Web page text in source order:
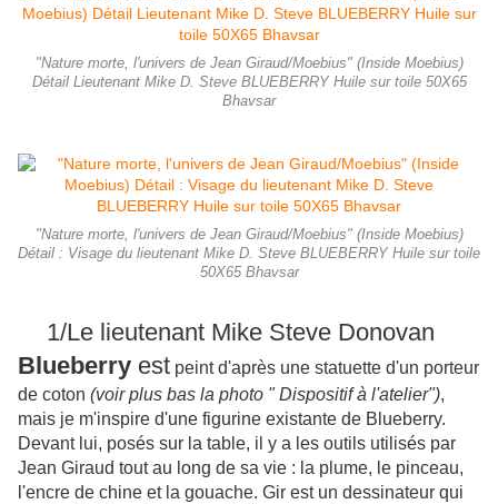
"Nature morte, l'univers de Jean Giraud/Moebius" (Inside Moebius)
Détail Lieutenant Mike D. Steve BLUEBERRY Huile sur toile 50X65
Bhavsar
"Nature morte, l'univers de Jean Giraud/Moebius" (Inside Moebius)
Détail : Visage du lieutenant Mike D. Steve BLUEBERRY Huile sur toile
50X65 Bhavsar
1/Le lieutenant Mike Steve Donovan
Blueberry est peint d'après une statuette d'un porteur
de coton (voir plus bas la photo " Dispositif à l'atelier"),
mais je m'inspire d'une figurine existante de Blueberry.
Devant lui, posés sur la table, il y a les outils utilisés par
Jean Giraud tout au long de sa vie : la plume, le pinceau,
l'encre de chine et la gouache. Gir est un dessinateur qui